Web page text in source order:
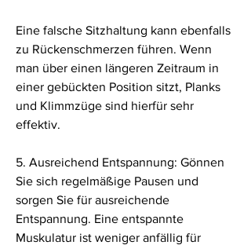
Eine falsche Sitzhaltung kann ebenfalls
zu Rückenschmerzen führen. Wenn
man über einen längeren Zeitraum in
einer gebückten Position sitzt, Planks
und Klimmzüge sind hierfür sehr
effektiv.
5. Ausreichend Entspannung: Gönnen
Sie sich regelmäßige Pausen und
sorgen Sie für ausreichende
Entspannung. Eine entspannte
Muskulatur ist weniger anfällig für